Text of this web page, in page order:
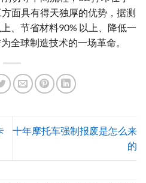
面具有得天独厚的优势，据测
、节省材料90% 以上、降低一
全球制造技术的一场革命。
十年摩托车强制报废是怎么来
的